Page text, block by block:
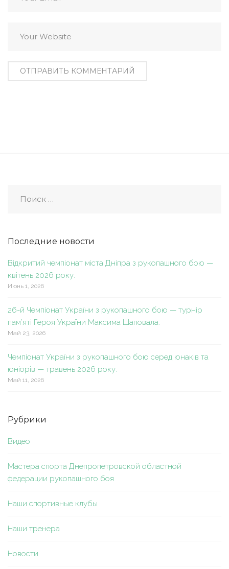
Последние новости
Відкритий чемпіонат міста Дніпра з рукопашного бою —
квітень 2026 року.
Июнь 1, 2026
26-й Чемпіонат України з рукопашного бою — турнір
пам’яті Героя України Максима Шаповала.
Май 23, 2026
Чемпіонат України з рукопашного бою серед юнаків та
юніорів — травень 2026 року.
Май 11, 2026
Рубрики
Видео
Мастера спорта Днепропетровской областной
федерации рукопашного боя
Наши спортивные клубы
Наши тренера
Новости